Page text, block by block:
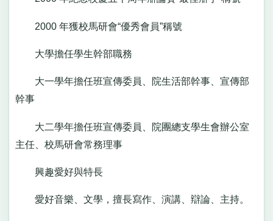
2000 年獲校馬研會“優秀會員”稱號
大學擔任學生幹部職務
大一學年擔任班宣傳委員、院生活部幹事、宣傳部
幹事
大二學年擔任班宣傳委員、院團總支學生會辦公室
主任、校馬研會常務理事
興趣愛好與特長
愛好音樂、文學，擅長寫作、演講、辯論、主持。